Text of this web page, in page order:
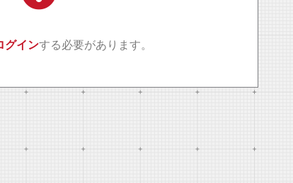
グインする必要があります。